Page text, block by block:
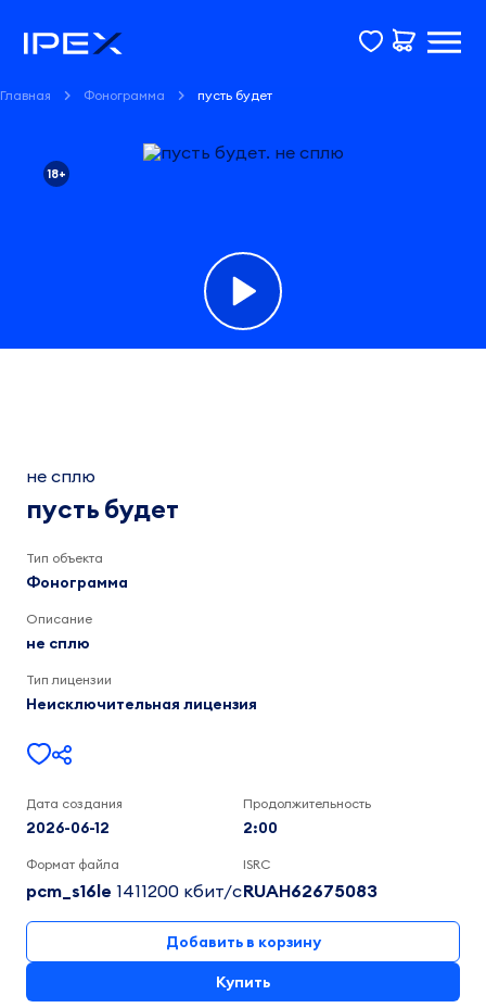
Главная Фонограмма пусть будет
18+
будет
сплю
не сплю
пусть будет
Тип объекта
Фонограмма
Описание
не сплю
Тип лицензии
Неисключительная лицензия
Дата создания
2026-06-12
Продолжительность
2:00
Формат файла
pcm_s16le 1411200 кбит/c
ISRC
RUAH62675083
Добавить в корзину
Купить